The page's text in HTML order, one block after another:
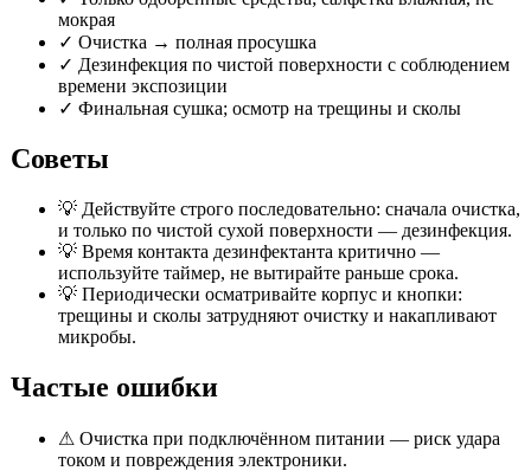
мокрая
✓ Очистка → полная просушка
✓ Дезинфекция по чистой поверхности с соблюдением
времени экспозиции
✓ Финальная сушка; осмотр на трещины и сколы
Советы
💡 Действуйте строго последовательно: сначала очистка,
и только по чистой сухой поверхности — дезинфекция.
💡 Время контакта дезинфектанта критично —
используйте таймер, не вытирайте раньше срока.
💡 Периодически осматривайте корпус и кнопки:
трещины и сколы затрудняют очистку и накапливают
микробы.
Частые ошибки
⚠ Очистка при подключённом питании — риск удара
током и повреждения электроники.